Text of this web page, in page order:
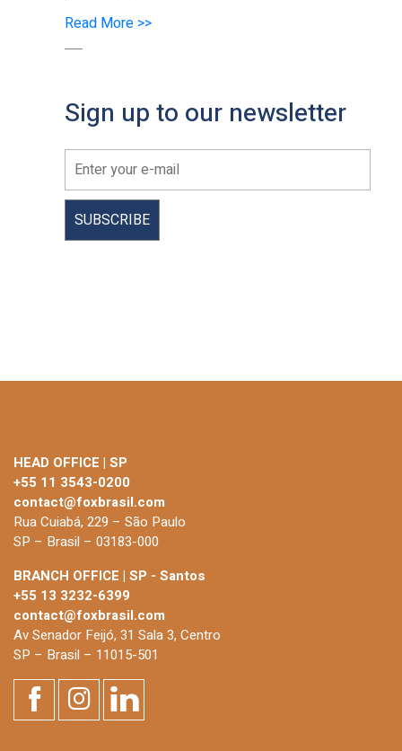
Read More >>
Sign up to our newsletter
HEAD OFFICE | SP
+55 11 3543-0200
contact@foxbrasil.com
Rua Cuiabá, 229 – São Paulo
SP – Brasil – 03183-000
BRANCH OFFICE | SP - Santos
+55 13 3232-6399
contact@foxbrasil.com
Av Senador Feijó, 31 Sala 3, Centro
SP – Brasil – 11015-501